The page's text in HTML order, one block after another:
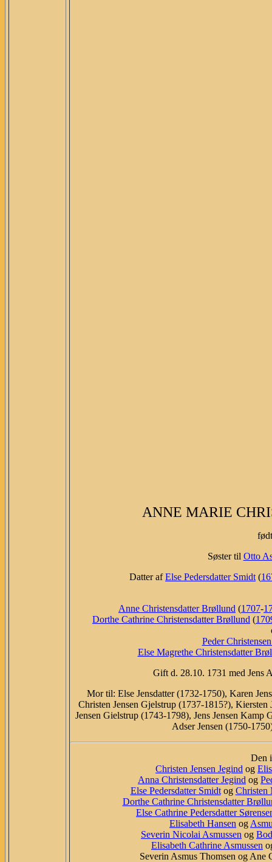
ANNE MARIE
Søster til Otto
Datter afElse Pedersdatter Smidt (
Anne Christensdatter Brøllund (1707-
Dorthe Cathrine Christensdatter Brøllund (
Peder
Else Magrethe Christensdatter
Gift d. 28.10. 1731 med Jens
Mor til: Else Jensdatter (1732-1750), Karen
Christen Jensen Gjelstrup (1737-1815?),
Jensen Gielstrup (1743-1798), Jens Jensen
Adser Jensen (1750-
Den
Christen Jensen Jegind og
Anna Christensdatter Jegind og
Else Pedersdatter Smidtog Christen
Dorthe Cathrine Christensdatter
Else Cathrine Pedersdatter
Elisabeth Hansen og
Severin Nicolai Asmussen og
Elisabeth Cathrine Asmussen
Severin Asmus Thomsen og Ane